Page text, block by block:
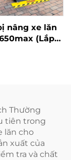
nâng xe lăn
(Lắp
Thường
tiên trong
lăn cho
xuất của
tra và chất